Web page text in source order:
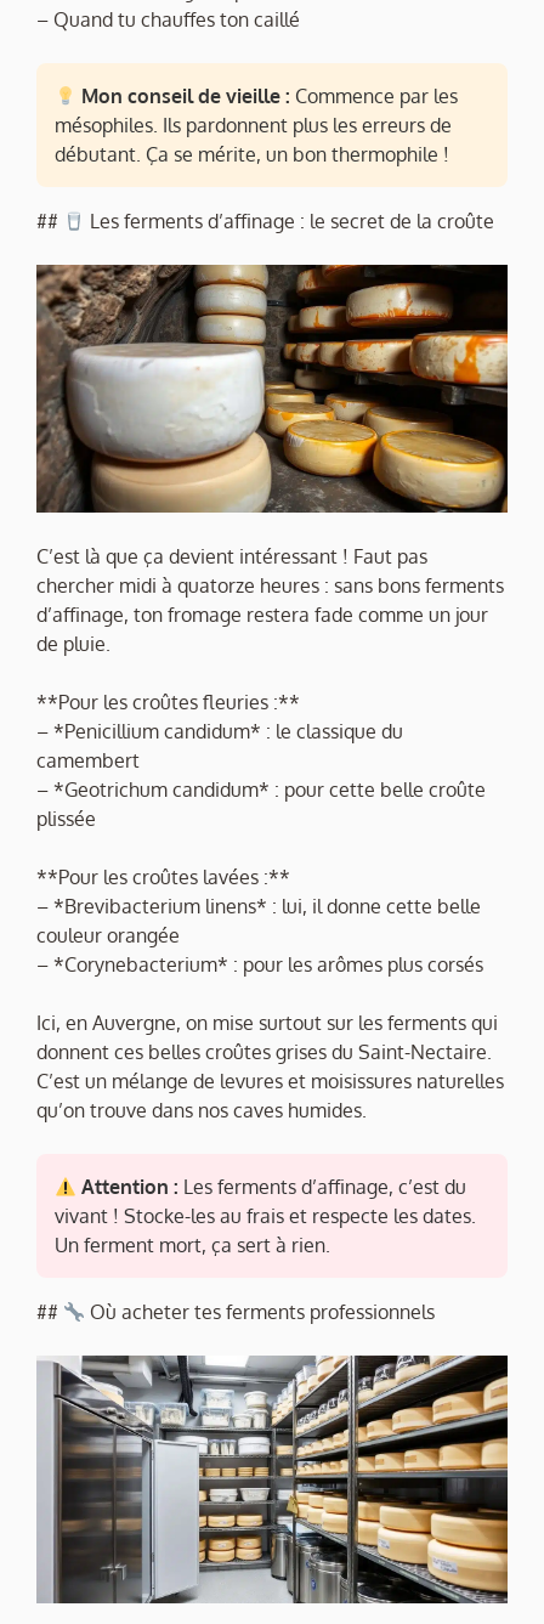
– Quand tu chauffes ton caillé
Mon conseil de vieille : Commence par les
mésophiles. Ils pardonnent plus les erreurs de
débutant. Ça se mérite, un bon thermophile !
## Les ferments d’affinage : le secret de la croûte
C’est là que ça devient intéressant ! Faut pas
chercher midi à quatorze heures : sans bons ferments
d’affinage, ton fromage restera fade comme un jour
de pluie.
**Pour les croûtes fleuries :**
– *Penicillium candidum* : le classique du
camembert
– *Geotrichum candidum* : pour cette belle croûte
plissée
**Pour les croûtes lavées :**
– *Brevibacterium linens* : lui, il donne cette belle
couleur orangée
– *Corynebacterium* : pour les arômes plus corsés
Ici, en Auvergne, on mise surtout sur les ferments qui
donnent ces belles croûtes grises du Saint-Nectaire.
C’est un mélange de levures et moisissures naturelles
qu’on trouve dans nos caves humides.
Attention : Les ferments d’affinage, c’est du
vivant ! Stocke-les au frais et respecte les dates.
Un ferment mort, ça sert à rien.
## Où acheter tes ferments professionnels